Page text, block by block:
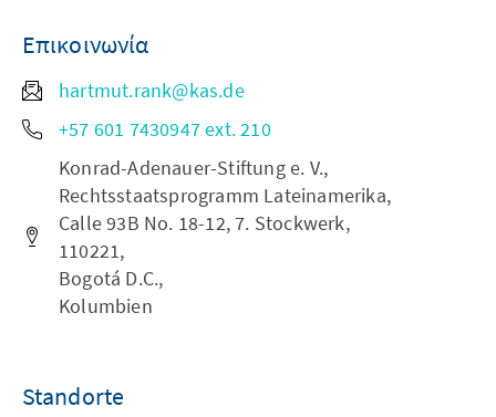
Επικοινωνία
hartmut.rank@kas.de
+57 601 7430947 ext. 210
Konrad-Adenauer-Stiftung e. V.,
Rechtsstaatsprogramm Lateinamerika,
Calle 93B No. 18-12, 7. Stockwerk,
110221,
Bogotá D.C.,
Kolumbien
Standorte